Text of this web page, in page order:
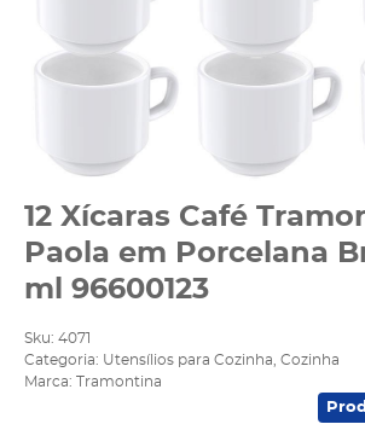
12 Xícaras Café
Paola em Porcelana
ml 96600123
Sku: 4071
Categoria: Utensílios para Cozinha Cozinha
Marca:
Tramontina